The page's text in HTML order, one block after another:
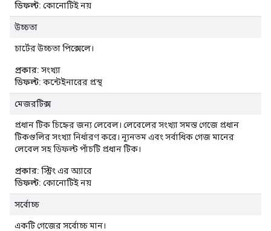
ডিফল্ট: কোনোটিই নয়
উচ্চতা
চার্টের উচ্চতা পিক্সেলে।
প্রকার: সংখ্যা
ডিফল্ট: কন্টেইনারের প্রস্থ
মেজরটিক্স
প্রধান টিক চিহ্নের জন্য লেবেল। লেবেলের সংখ্যা সমস্ত গেজে প্রধান
টিকগুলির সংখ্যা নির্ধারণ করে। ন্যূনতম এবং সর্বাধিক গেজ মানের
লেবেল সহ ডিফল্ট পাঁচটি প্রধান টিক।
প্রকার: স্ট্রিং এর অ্যারে
ডিফল্ট: কোনোটিই নয়
সর্বোচ্চ
একটি গেজের সর্বোচ্চ মান।